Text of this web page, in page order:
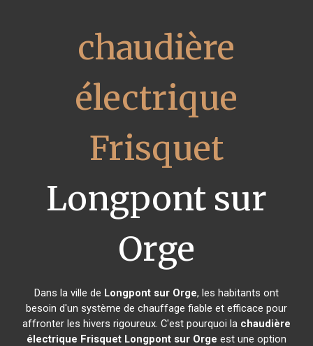
chaudière
électrique
Frisquet
Longpont sur
Orge
Dans la ville de Longpont sur Orge, les habitants ont
besoin d'un système de chauffage fiable et efficace pour
affronter les hivers rigoureux. C'est pourquoi la chaudière
électrique Frisquet Longpont sur Orge est une option